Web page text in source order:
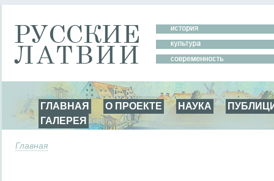
ГЛАВНАЯ О ПРОЕКТЕ НАУКА
ГАЛЕРЕЯ
Главная